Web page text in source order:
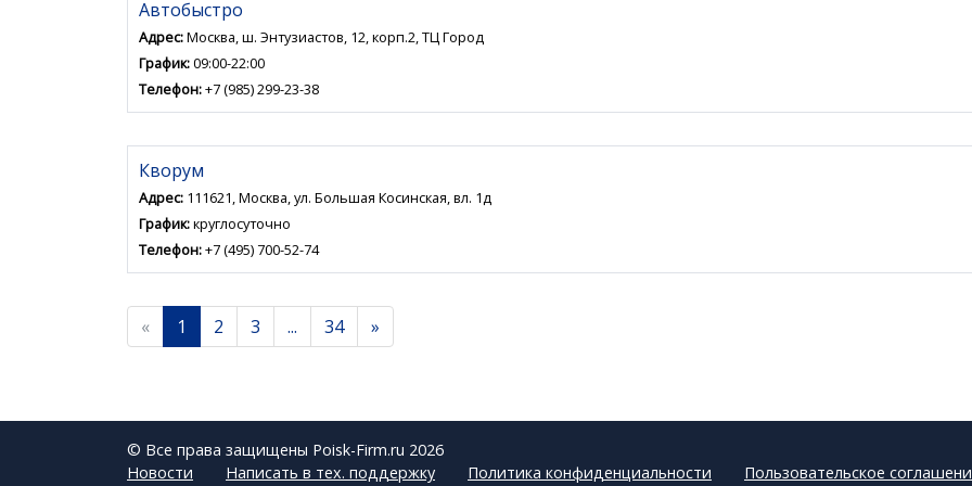
Автобыстро
Адрес:Москва, ш. Энтузиастов, 12, корп.2, ТЦ Город
График:09:00-22:00
Телефон:+7 (985) 299-23-38
Кворум
Адрес: 111621, Москва, ул. Большая Косинская, вл. 1д
График:круглосуточно
Телефон:+7 (495) 700-52-74
« 1 2 3 ... 34 »
© Все права защищены Poisk-Firm.ru 2026
Новости
Написать в тех. поддержку Политика конфиденциальности Пользовательское